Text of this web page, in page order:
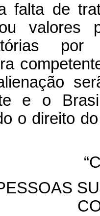
falta de
valores
e o
o direito